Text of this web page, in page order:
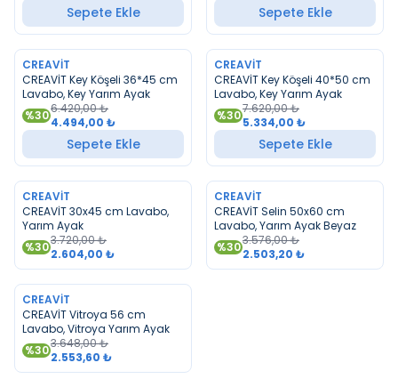
Sepete Ekle Sepete Ekle
YENI
CREAVIT
CREAVİT Key Köşeli 36*45 cm
Lavabo, Key Yarım Ayak
%306.420,00₺
4.494,00 ₺
Sepete Ekle
YENI
CREAVIT
CREAVİT Key Köşeli 40*50 cm
Lavabo, Key Yarım Ayak
%307.620,00₺
5.334,00 ₺
Sepete Ekle
TÜKENDI
CREAVIT
CREAVİT 30x45 cm Lavabo,
Yarım Ayak
%303.720,00₺
2.604,00 ₺
TÜKENDI
CREAVIT
CREAVİT Selin 50x60 cm
Lavabo, Yarım Ayak Beyaz
%303.576,00₺
2.503,20 ₺
TÜKENDI
CREAVIT
CREAVİT Vitroya 56 cm
Lavabo, Vitroya Yarım Ayak
%303.648,00₺
2.553,60 ₺